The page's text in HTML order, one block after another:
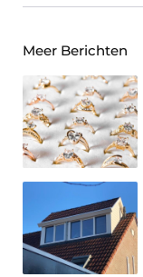
Meer Berichten